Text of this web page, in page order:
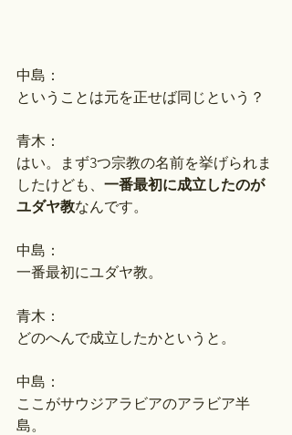
中島：
ということは元を正せば同じという？
青木：
はい。まず3つ宗教の名前を挙げられま
したけども、 一番最初に成立したのが
ユダヤ教なんです。
中島：
一番最初にユダヤ教。
青木：
どのへんで成立したかというと。
中島：
ここがサウジアラビアのアラビア半
島。